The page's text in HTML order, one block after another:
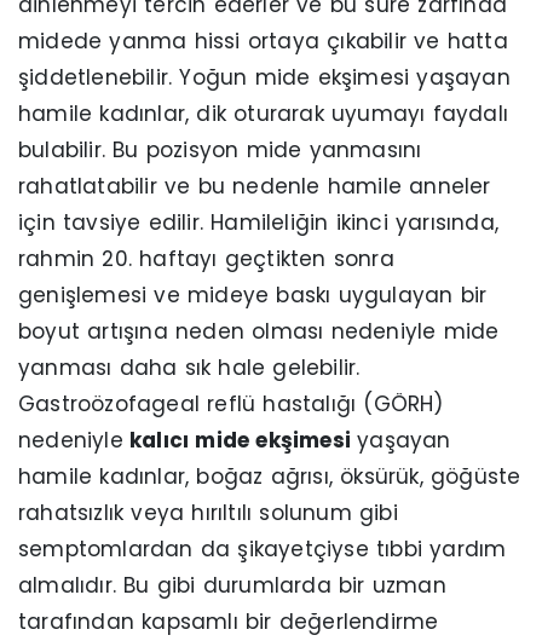
midede yanma hissi ortaya çıkabilir ve hatta
şiddetlenebilir. Yoğun mide ekşimesi yaşayan
hamile kadınlar, dik oturarak uyumayı faydalı
bulabilir. Bu pozisyon mide yanmasını
rahatlatabilir ve bu nedenle hamile anneler
için tavsiye edilir. Hamileliğin ikinci yarısında,
rahmin 20. haftayı geçtikten sonra
genişlemesi ve mideye baskı uygulayan bir
boyut artışına neden olması nedeniyle mide
yanması daha sık hale gelebilir.
Gastroözofageal reflü hastalığı (GÖRH)
nedeniyle kalıcı mide ekşimesiyaşayan
hamile kadınlar, boğaz ağrısı, öksürük, göğüste
rahatsızlık veya hırıltılı solunum gibi
semptomlardan da şikayetçiyse tıbbi yardım
almalıdır. Bu gibi durumlarda bir uzman
tarafından kapsamlı bir değerlendirme